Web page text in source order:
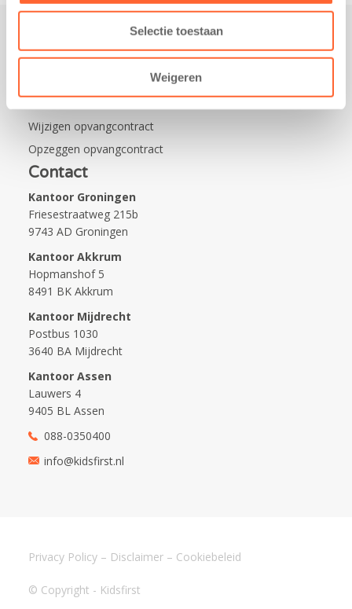
Selectie toestaan
Weigeren
Praktisch
Wijzigen opvangcontract
Opzeggen opvangcontract
Contact
Kantoor Groningen
Friesestraatweg 215b
9743 AD Groningen
Kantoor Akkrum
Hopmanshof 5
8491 BK Akkrum
Kantoor Mijdrecht
Postbus 1030
3640 BA Mijdrecht
Kantoor Assen
Lauwers 4
9405 BL Assen
088-0350400
info@kidsfirst.nl
© Copyright - Kidsfirst
Privacy Policy – Disclaimer – Cookiebeleid